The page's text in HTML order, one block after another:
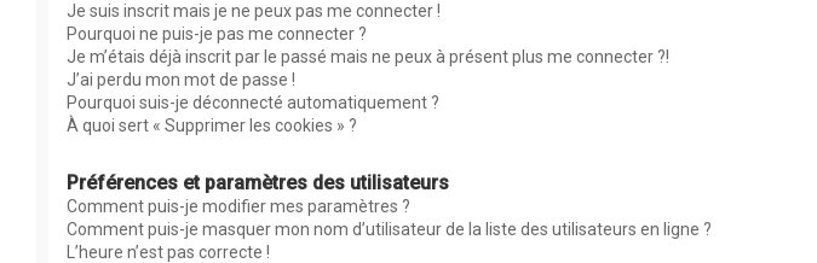
Je suis inscrit mais je ne peux pas me connecter !
Pourquoi ne puis-je pas me connecter ?
Je m’étais déjà inscrit par le passé mais ne peux à présent plus me connecter ?!
J’ai perdu mon mot de passe !
Pourquoi suis-je déconnecté automatiquement ?
À quoi sert « Supprimer les cookies » ?
Préférences et paramètres des utilisateurs
Comment puis-je modifier mes paramètres ?
Comment puis-je masquer mon nom d’utilisateur de la liste des utilisateurs en ligne ?
L’heure n’est pas correcte !